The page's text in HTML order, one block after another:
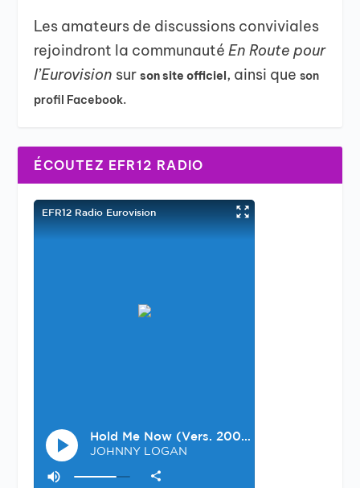
Les amateurs de discussions conviviales
rejoindront la communautéEn Route pour
l’Eurovision surson site officiel, ainsi queson
profil Facebook.
ÉCOUTEZ EFR12 RADIO